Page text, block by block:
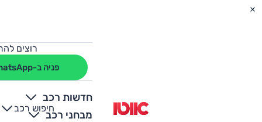
רוצים
פניה ב-WhatsApp
חדשות רכב
מבחני רכבחיפוש רכב
+
-